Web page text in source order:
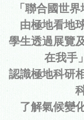
「聯合國世
由極地看地
學生透過展覽
在我手
認識極地科研
了解氣候變